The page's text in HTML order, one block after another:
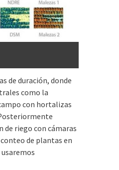
de duración, donde
como la
con hortalizas
de riego con cámaras
de plantas en